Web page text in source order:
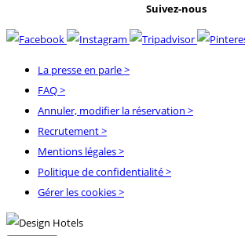
Suivez-nous
La presse en parle>
FAQ>
Annuler, modifier la réservation >
Recrutement>
Mentions légales>
Politique de confidentialité>
Gérer les cookies >